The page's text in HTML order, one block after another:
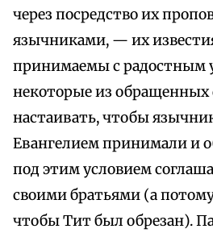
через посредство их
язычниками, — их
принимаемы с радостным
некоторые из обращенных
настаивать, чтобы
Евангелием принимали и
под этим условием
своими братьями (а
чтобы Тит был обрезан).